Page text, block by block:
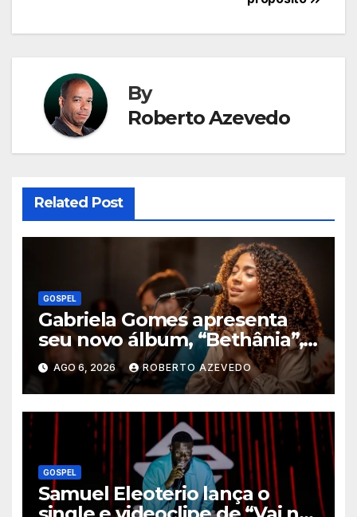
By
Roberto Azevedo
Related Post
GOSPEL
Gabriela Gomes apresenta
seu novo álbum, “Bethânia”,
e o clipe de “Manso e
Humilde”, com a participação
de Jessé Perão
AGO 6, 2026 ROBERTO AZEVEDO
GOSPEL
Samuel Eleoterio lança o